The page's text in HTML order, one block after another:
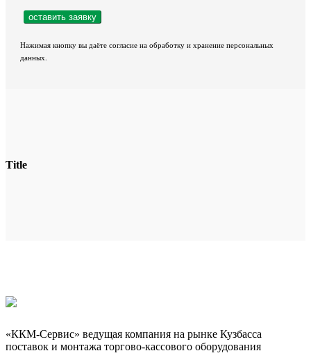
Нажимая кнопку вы даёте согласие на обработку и хранение персональных
данных.
Title
«ККМ-Сервис» ведущая компания на рынке Кузбасса
поставок и монтажа торгово-кассового оборудования